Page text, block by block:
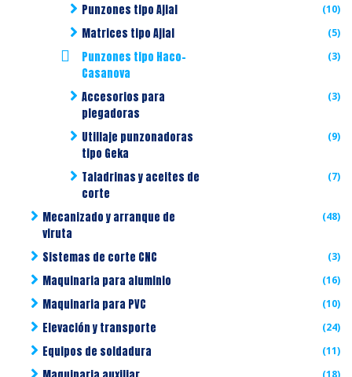
Punzones tipo Ajial (10)
Matrices tipo Ajial (5)
Punzones tipo Haco-
Casanova
(3)
Accesorios para
plegadoras
(3)
Utillaje punzonadoras
tipo Geka
(9)
Taladrinas y aceites de
corte
(7)
Mecanizado y arranque de
viruta
(48)
Sistemas de corte CNC (3)
Maquinaria para aluminio (16)
Maquinaria para PVC (10)
Elevación y transporte (24)
Equipos de soldadura (11)
(18)